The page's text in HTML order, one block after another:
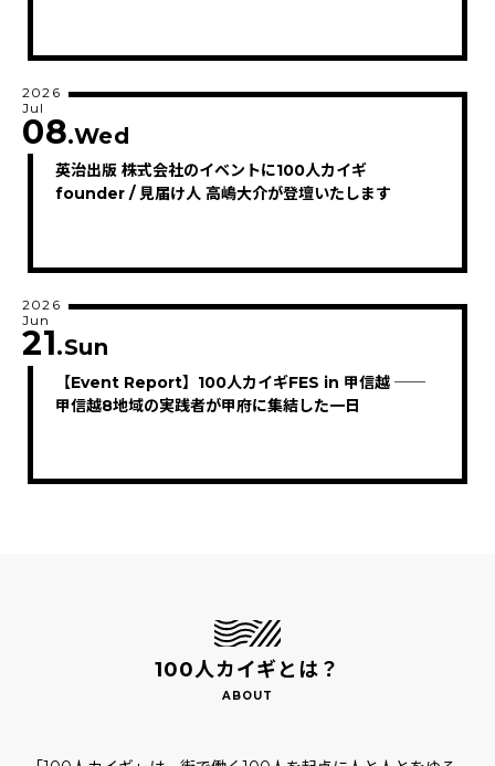
英治出版 株式会社のイベントに100人カイギ
founder / 見届け人 高嶋大介が登壇いたします
2026
Jul
08.Wed
【Event Report】100人カイギFES in 甲信越 ──
甲信越8地域の実践者が甲府に集結した一日
2026
Jun
21.Sun
100人カイギとは？